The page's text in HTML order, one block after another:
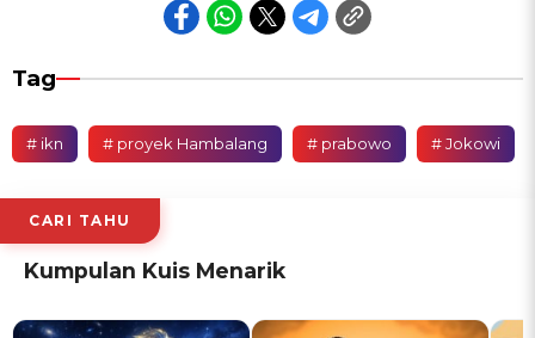
Tag
# ikn # proyek Hambalang # prabowo # Jokowi
CARI TAHU
Kumpulan Kuis Menarik